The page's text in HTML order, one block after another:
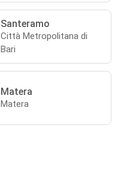
Santeramo
Città Metropolitana di
Bari
Matera
Matera